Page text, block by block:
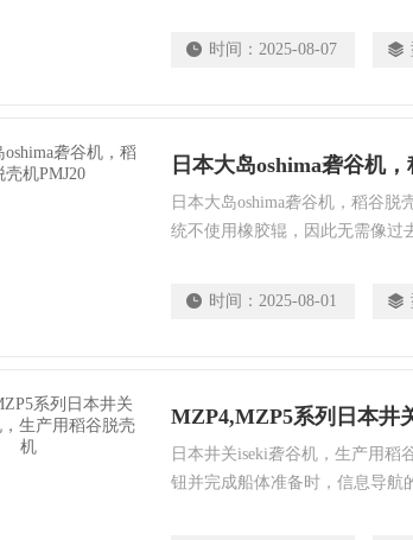
时间： 2025-08-07
日本大岛oshima砻谷机
日本大岛oshima砻谷机，稻谷脱
统不使用橡胶辊，因此无需像过
而使它成为非常光滑，非常干净
时间： 2025-08-01
日本井关iseki砻谷机，生产用稻
钮并完成船体准备时，信息导航